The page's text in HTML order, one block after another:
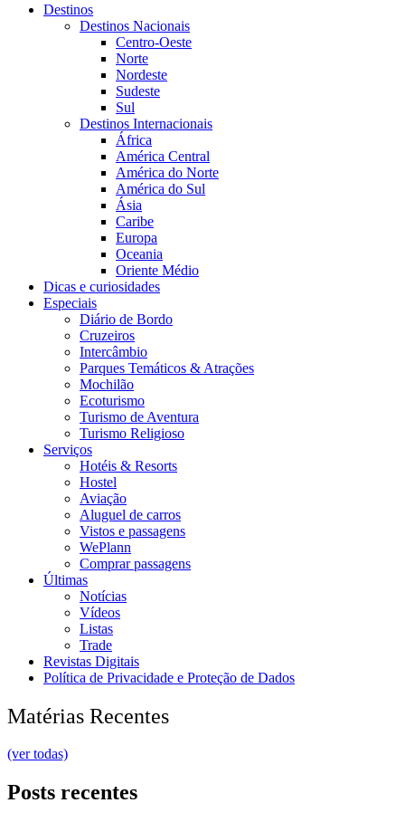
Destinos
Destinos Nacionais
Centro-Oeste
Norte
Nordeste
Sudeste
Sul
Destinos Internacionais
África
América Central
América do Norte
América do Sul
Ásia
Caribe
Europa
Oceania
Oriente Médio
Dicas e curiosidades
Especiais
Diário de Bordo
Cruzeiros
Intercâmbio
Parques Temáticos & Atrações
Mochilão
Ecoturismo
Turismo de Aventura
Turismo Religioso
Serviços
Hotéis & Resorts
Hostel
Aviação
Aluguel de carros
Vistos e passagens
WePlann
Comprar passagens
Últimas
Notícias
Vídeos
Listas
Trade
Revistas Digitais
Política de Privacidade e Proteção de Dados
Matérias Recentes
(ver todas)
Posts recentes